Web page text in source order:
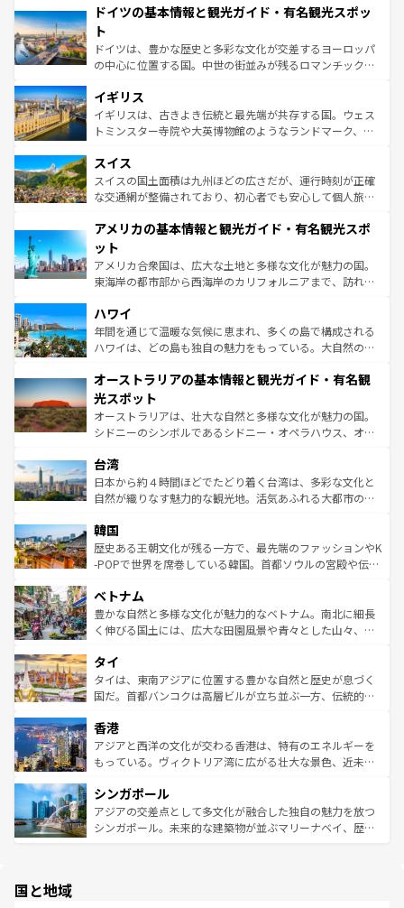
せる。地方によって風土や気候が異なるスペインはその個
ンテンツ一覧 を参照してほしい。
で、幅広い魅力が詰まっている。華麗な宮殿、歴史的な大
聖堂、美しいビーチ、そして豊かな自然が、訪れる者を心
から魅了する。また、フランスは美食の国としても知ら
れ、フランス料理はユネスコ無形文化遺産にも登録されて
香り高いラベンダー畑など、多彩な楽しみ方が可能だ。さ
らに、パリ以外の地域にも魅力が溢れており、どの街角に
も豊かな歴史と文化が息づいている。パリ以外の個性あふ
を参照してほしい。
ドイツの基本情報と観光ガイド・有名観光スポッ
ト
ドイツは、豊かな歴史と多彩な文化が交差するヨーロッパ
の中心に位置する国。中世の街並みが残るロマンチック街
顔を持つこの国は、どこを歩いても飽きることがない。ベ
ルリンの文化的活気、バイエルン州のアルプスの絶景、そ
してライン川沿いのワイン畑といった風景は必見。ビール
は、お酒好きな人にはぜひ体験してほしい。 なお、新着の
ドイツ情報はコンテンツ一覧を参照してほしい。
イギリス
イギリスは、古きよき伝統と最先端が共存する国。ウェス
トミンスター寺院や大英博物館のようなランドマーク、歴
リアごとに異なる魅力がある。また、優雅なアフタヌーン
ティー、ビール好きにはたまらない英国パブ、サッカー観
戦など、本場だからこそできる体験も豊富。イギリスを旅
ンツ一覧を参照してほしい。
スイス
スイスの国土面積は九州ほどの広さだが、運行時刻が正確
な交通網が整備されており、初心者でも安心して個人旅行
の建物がそのまま残る町や、スイスならではのユニークな
博物館もあり、アルプス観光だけでなく町歩きも満喫する
ことができる。国民の所得が高いため物価も高いが、旅行
者向けの交通パス提供のサービスもあり、うまく活用すれ
着のスイス情報は
アメリカの基本情報と観光ガイド・有名観光スポ
ット
アメリカ合衆国は、広大な土地と多様な文化が魅力の国。
東海岸の都市部から西海岸のカリフォルニアまで、訪れる
のような巨大都市は、観光、ショッピング、エンターテイ
ンメントが詰まった刺激的なスポットだ。一方、アメリカ
西部には大自然が広がり、グランドキャニオンやイエロー
部のニューオーリンズでは、音楽と美食が融合した独特の
文化が魅力。旅行者はアメリカの各地域で異なる魅力を楽
しみながら、その多様性と豊かな歴史を感じることができ
るだろう。車でのロードトリップや列車の旅も、アメリカ
情報は
ハワイ
年間を通じて温暖な気候に恵まれ、多くの島で構成される
ハワイは、どの島も独自の魅力をもっている。大自然の神
ワイ島は見逃せない。また、定番の観光地といえばオアフ
島だが、静かな自然を求めるならマウイ島やカウアイ島が
おすすめ。エメラルドグリーンに輝く海をはじめ、豊かな
文化や歴史が息づいている。「アロハスピリット」と呼ば
人々、おいしいローカルフードやハワイアンミュージッ
ク、伝統的なフラダンスなど、すべてがハワイの魅力を彩
っている。訪れるたびに新しい発見と感動が待っているハ
はコンテンツ一覧
オーストラリアの基本情報と観光ガイド・有名観
光スポット
オーストラリアは、壮大な自然と多様な文化が魅力の国。
シドニーのシンボルであるシドニー・オペラハウス、オー
リアリーフや大陸中央部にそびえるウルル（エアーズロッ
ク）、タスマニアの美しい原生林やケアンズの熱帯雨林な
ど、見どころがたくさん。また、カフェやワイン、オージ
いる。アクティビティも充実しており、サーフィンやダイ
ビング、ハイキングなど、アウトドア好きにはたまらな
い。オーストラリアの多彩な魅力を存分に味わいつくそ
参照してほしい。
台湾
日本から約４時間ほどでたどり着く台湾は、多彩な文化と
自然が織りなす魅力的な観光地。活気あふれる大都市の台
ン）、静ひつな山岳地帯である台湾東部など、都市の喧騒
と山間の静けさが共存しており、訪れる人に新しい発見と
驚きをもたらしてくれる。また、奥深い台湾の食文化も魅
容にもいいと評判のスイーツなど、バラエティ豊かな料理
が味わえる。 なお、新着の台湾情報は コンテンツ一覧を参
照してほしい。
韓国
歴史ある王朝文化が残る一方で、最先端のファッションやK
-POPで世界を席巻している韓国。首都ソウルの宮殿や伝統
き、地方に足を延ばせば四季折々の自然美を楽しむことが
できる。そして、キムチや焼肉、絶品のストリートフード
まで、さまざまな韓国料理が待っている。夜には、韓国な
リティに包まれながら、韓国の多彩な魅力を心ゆくまで味
わってみてほしい。 なお、新着の韓国情報はコンテンツ一
覧を参照してほしい。
ベトナム
豊かな自然と多様な文化が魅力的なベトナム。南北に細長
く伸びる国土には、広大な田園風景や青々とした山々、世
急速な発展と共に伝統が息づく。ハノイの古い町並みやホ
ーチミン市のフランス統治時代の建物も、独特の雰囲気を
醸し出している。また、バラエティの豊かさとおいしさで
とつ。フォーやバインミー、ベトナムコーヒーなどは、ぜ
ひ現地で味わいたい。どの地域を訪れてもあたたかい人々
が旅行者を迎えてくれるので、きっと忘れられない旅にな
参照してほしい。
タイ
タイは、東南アジアに位置する豊かな自然と歴史が息づく
国だ。首都バンコクは高層ビルが立ち並ぶ一方、伝統的な
の活気が交差している。北部ではチェンマイなどの山岳地
帯で自然と触れ合い、南部ではプーケットやクラビの美し
いビーチでリゾート気分を楽しむことができる。タイ料理
激する。気候は一年中温暖で、どの季節にも異なる楽しみ
が待っている。親しみやすいタイの人々、仏教を中心とし
た文化、そして多様な観光資源が、訪れる旅人を魅了し続
香港
アジアと西洋の文化が交わる香港は、特有のエネルギーを
もっている。ヴィクトリア湾に広がる壮大な景色、近未来
み、どこを訪れても感動するはず。観光スポットが密集し
ており、効率よく見どころを回れるのも魅力。息をのむよ
うな絶景から文化的な体験まで、香港を存分に楽しみ尽く
シンガポール
アジアの交差点として多文化が融合した独自の魅力を放つ
シンガポール。未来的な建築物が並ぶマリーナベイ、歴史
国と地域